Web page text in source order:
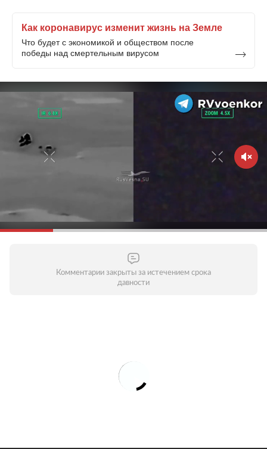
Как коронавирус изменит жизнь на Земле
Что будет с экономикой и обществом после
победы над смертельным вирусом
Комментарии закрыты за истечением срока
давности